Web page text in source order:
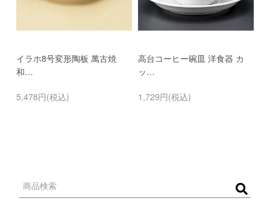
イラホ8号変形陶板 萬古焼
和…
5,478円(税込)
高台コーヒー碗皿 洋食器 カ
ッ…
1,729円(税込)